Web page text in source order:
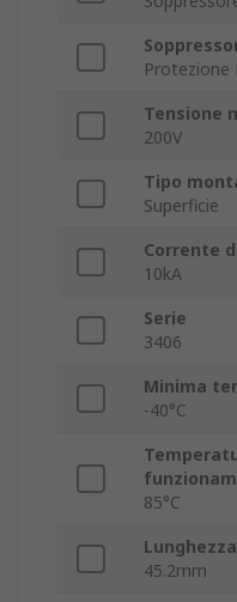
Protezione
Tensione
200V
Tipo
Superficie
Corrente
10kA
Serie
3406
Minima
-40°C
85°C
Lunghezza
45.2mm